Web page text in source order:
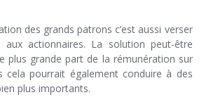
des grands patrons c’est aussi verser
aux actionnaires. La solution peut-être
plus grande part de la rémunération sur
cela pourrait également conduire à des
plus importants.